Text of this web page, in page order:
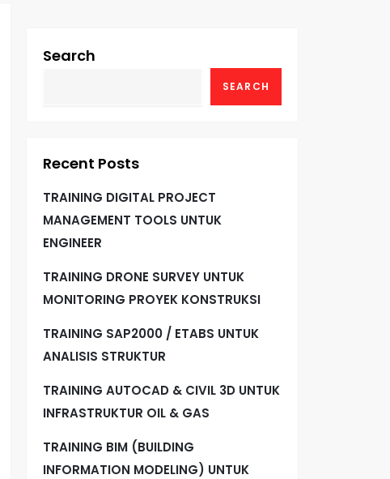
Search
SEARCH
Recent Posts
TRAINING DIGITAL PROJECT
MANAGEMENT TOOLS UNTUK
ENGINEER
TRAINING DRONE SURVEY UNTUK
MONITORING PROYEK KONSTRUKSI
TRAINING SAP2000 / ETABS UNTUK
ANALISIS STRUKTUR
TRAINING AUTOCAD & CIVIL 3D UNTUK
INFRASTRUKTUR OIL & GAS
TRAINING BIM (BUILDING
INFORMATION MODELING) UNTUK